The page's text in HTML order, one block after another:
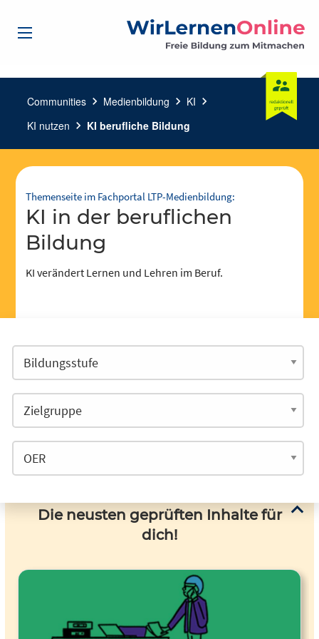
Communities chevron_right Medienbildung chevron_right KI chevron_right
KI nutzen chevron_right KI berufliche Bildung
Themenseite im Fachportal LTP-Medienbildung:
KI in der beruflichen
Bildung
KI verändert Lernen und Lehren im Beruf.
Die neusten geprüften Inhalte für
dich!